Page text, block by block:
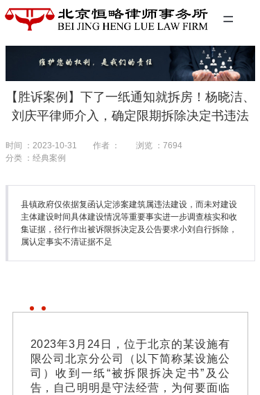
=
首页
精英团队
经典案例
【胜诉案例】下了一纸通知就拆房！杨晓洁、
刘庆平律师介入，确定限期拆除决定书违法
时间 ：2023-10-31 作者 ： 浏览 ： 7694
分类 ：经典案例
县镇政府仅依据复函认定涉案建筑属违法建设，而未对建设
主体建设时间具体建设情况等重要事实进一步调查核实和收
集证据，径行作出被诉限拆决定及公告要求小刘自行拆除，
属认定事实不清证据不足
2023年3月24日，位于北京的某设施有
限公司北京分公司（以下简称某设施公
司）收到一纸“被拆限拆决定书”及公
告，自己明明是守法经营，为何要面临